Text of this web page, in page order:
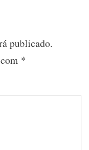
publicado.
*